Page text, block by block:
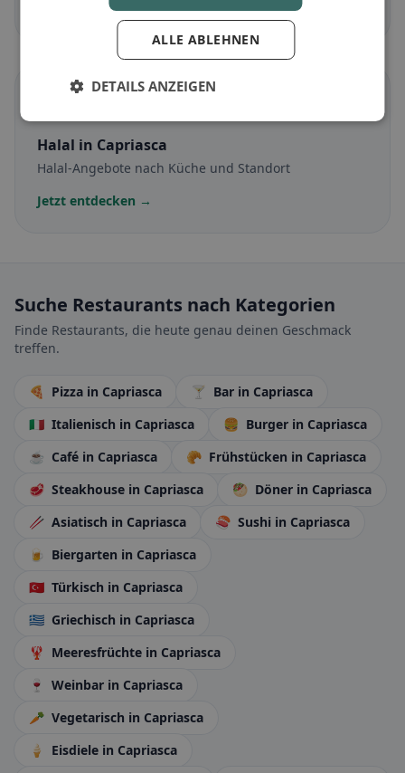
Jetzt entdecken →
Halal in Capriasca
Halal-Angebote nach Küche und Standort
Jetzt entdecken →
Suche Restaurants nach Kategorien
Finde Restaurants, die heute genau deinen Geschmack
treffen.
🍕 Pizza in Capriasca 🍸 Bar in Capriasca
🇮🇹 Italienisch in Capriasca 🍔 Burger in Capriasca
☕ Café in Capriasca 🥐 Frühstücken in Capriasca
🥩 Steakhouse in Capriasca 🥙 Döner in Capriasca
🥢 Asiatisch in Capriasca 🍣 Sushi in Capriasca
🍺 Biergarten in Capriasca
🇹🇷 Türkisch in Capriasca
🇬🇷 Griechisch in Capriasca
🦞 Meeresfrüchte in Capriasca
🍷
Weinbar in Capriasca
🥕 Vegetarisch in Capriasca
🍦
Eisdiele in Capriasca
ALLE ABLEHNEN
DETAILS ANZEIGEN